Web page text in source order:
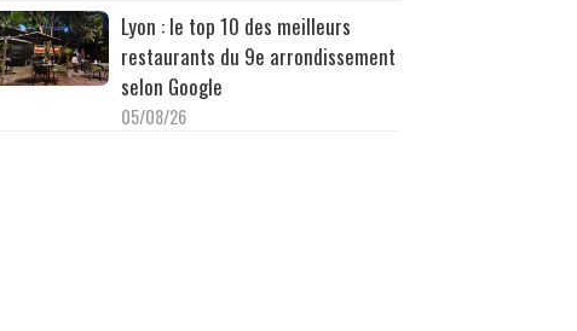
Lyon : le top 10 des meilleurs
restaurants du 9e arrondissement
selon Google
05/08/26